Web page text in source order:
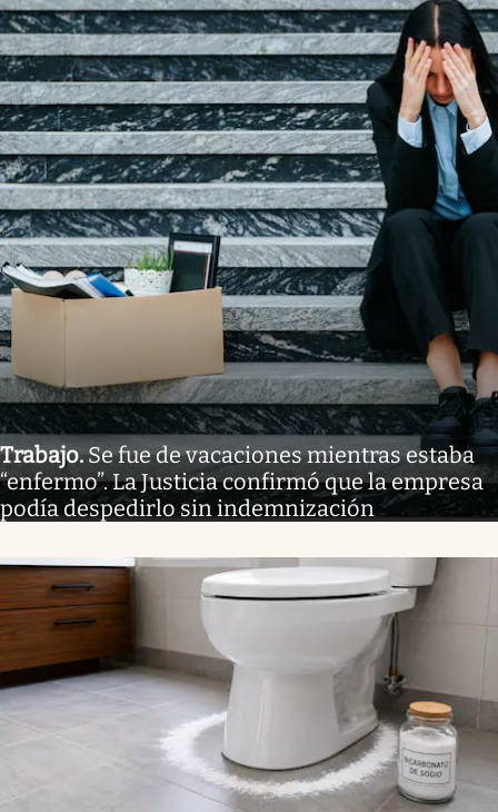
Trabajo.Se fue de vacaciones mientras estaba
“enfermo”. La Justicia confirmó que la empresa
podía despedirlo sin indemnización